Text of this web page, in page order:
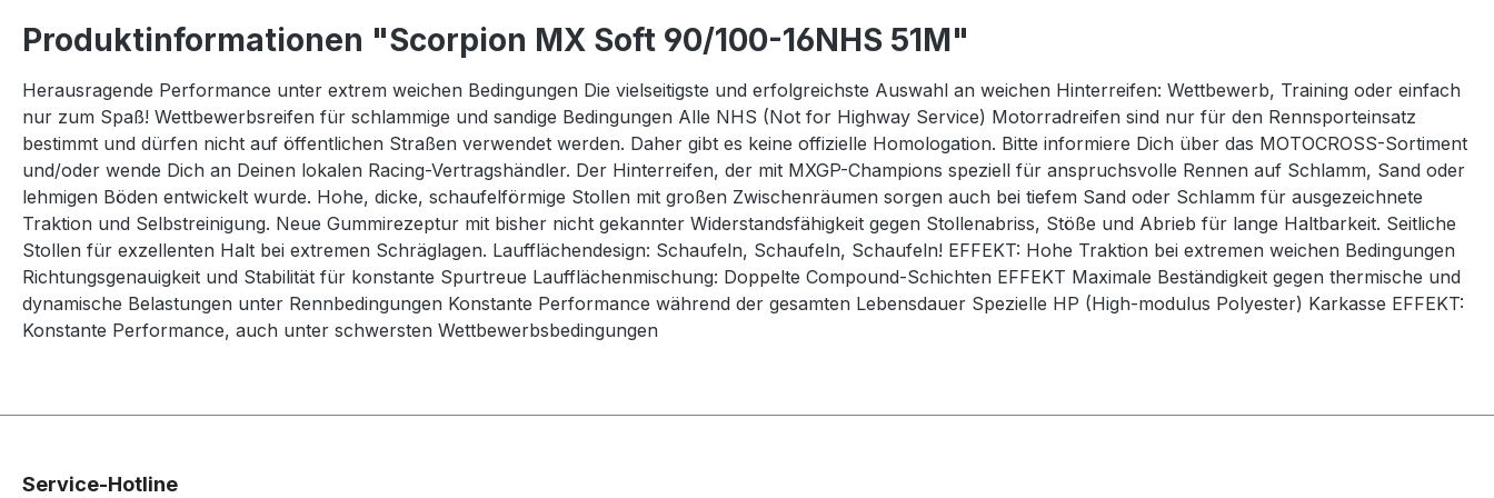
Produktinformationen "Scorpion MX Soft 90/100-16NHS 51M"
Herausragende Performance unter extrem weichen Bedingungen Die vielseitigste und erfolgreichste Auswahl an weichen Hinterreifen: Wettbewerb, Training oder einfach
nur zum Spaß! Wettbewerbsreifen für schlammige und sandige Bedingungen Alle NHS (Not for Highway Service) Motorradreifen sind nur für den Rennsporteinsatz
bestimmt und dürfen nicht auf öffentlichen Straßen verwendet werden. Daher gibt es keine offizielle Homologation. Bitte informiere Dich über das MOTOCROSS-Sortiment
und/oder wende Dich an Deinen lokalen Racing-Vertragshändler. Der Hinterreifen, der mit MXGP-Champions speziell für anspruchsvolle Rennen auf Schlamm, Sand oder
lehmigen Böden entwickelt wurde. Hohe, dicke, schaufelförmige Stollen mit großen Zwischenräumen sorgen auch bei tiefem Sand oder Schlamm für ausgezeichnete
Traktion und Selbstreinigung. Neue Gummirezeptur mit bisher nicht gekannter Widerstandsfähigkeit gegen Stollenabriss, Stöße und Abrieb für lange Haltbarkeit. Seitliche
Stollen für exzellenten Halt bei extremen Schräglagen. Laufflächendesign: Schaufeln, Schaufeln, Schaufeln! EFFEKT: Hohe Traktion bei extremen weichen Bedingungen
Richtungsgenauigkeit und Stabilität für konstante Spurtreue Laufflächenmischung: Doppelte Compound-Schichten EFFEKT Maximale Beständigkeit gegen thermische und
dynamische Belastungen unter Rennbedingungen Konstante Performance während der gesamten Lebensdauer Spezielle HP (High-modulus Polyester) Karkasse EFFEKT:
Konstante Performance, auch unter schwersten Wettbewerbsbedingungen
Service-Hotline